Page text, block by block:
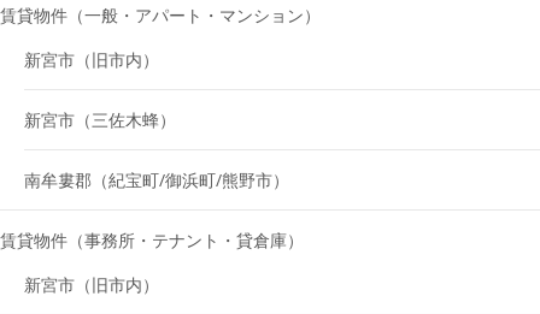
賃貸物件（一般・アパート・マンション）
新宮市（旧市内）
新宮市（三佐木蜂）
南牟婁郡（紀宝町/御浜町/熊野市）
賃貸物件（事務所・テナント・貸倉庫）
新宮市（旧市内）